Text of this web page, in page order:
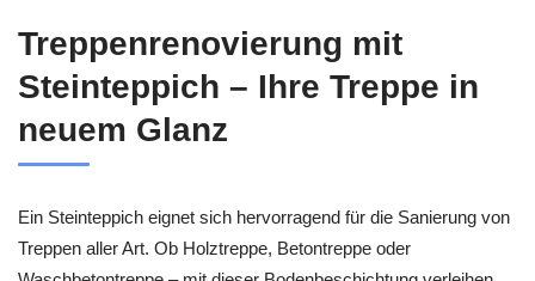
Treppenrenovierung mit
Steinteppich – Ihre Treppe in
neuem Glanz
Ein Steinteppich eignet sich hervorragend für die Sanierung von
Treppen aller Art. Ob Holztreppe, Betontreppe oder